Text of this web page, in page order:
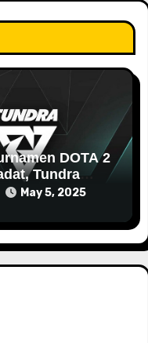
DOTA 2
Tundra
dari
May 5, 2025